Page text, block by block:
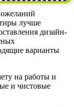
лучше
дизайн-
варианты
на работы и
и чистовые